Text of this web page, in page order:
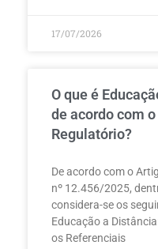
17/07/2026
O que é
de acordo com
Regulatório?
De acordo com o
nº 12.456/2025,
considera-se os
Educação a
os Referenciais